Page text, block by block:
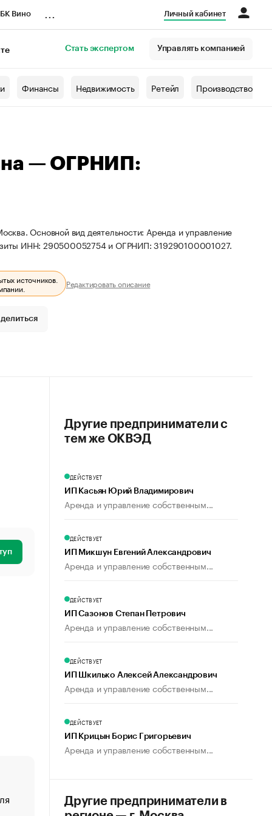
Вино Личный кабинет
Стать экспертом Управлять компанией
Финансы Недвижимость Ретейл Производство
— ОГРНИП:
Основной вид деятельности: Аренда и управление
ИНН: 290500052754 и ОГРНИП: 319290100001027.
источников. Редактировать описание
«От спорта тело стареет иначе». Как живет глава
создавшей GTA
Другие предприниматели с
тем же ОКВЭД
ДЕЙСТВУЕТ
ИП Касьян Юрий Владимирович
Аренда и управление собственным...
ДЕЙСТВУЕТ
ИП Микшун Евгений Александрович
Аренда и управление собственным...
ДЕЙСТВУЕТ
ИП Сазонов Степан Петрович
Аренда и управление собственным...
ДЕЙСТВУЕТ
ИП Шкилько Алексей Александрович
Аренда и управление собственным...
ДЕЙСТВУЕТ
ИП Крицын Борис Григорьевич
Аренда и управление собственным...
Другие предприниматели в